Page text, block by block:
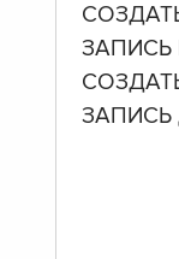
ЗАПИСЬ
ЗАПИСЬ